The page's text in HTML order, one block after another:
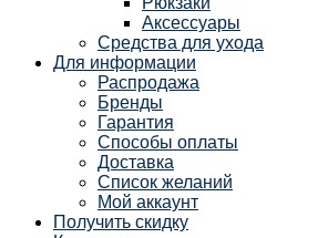
Аксессуары
Средства для ухода
Для информации
Распродажа
Бренды
Гарантия
Способы оплаты
Доставка
Список желаний
Мой аккаунт
Получить скидку